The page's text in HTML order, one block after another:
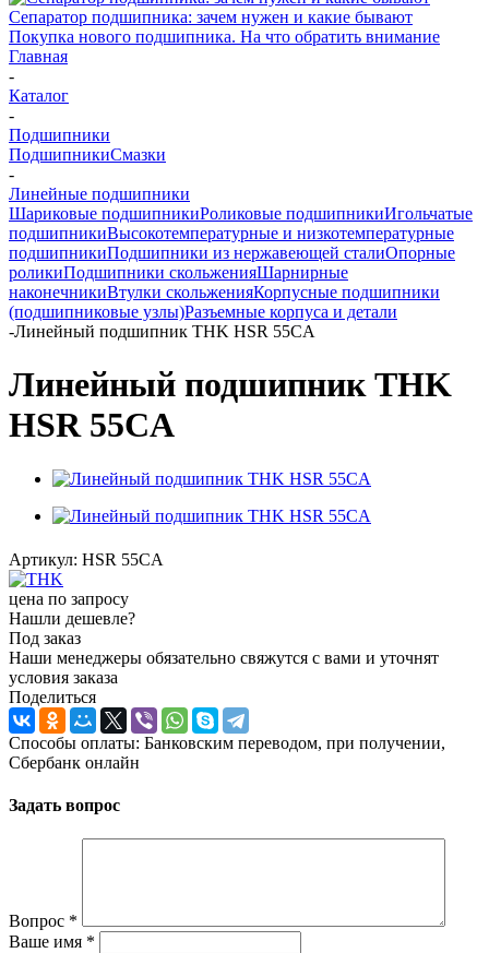
Сепаратор подшипника: зачем нужен и какие бывают
Покупка нового подшипника. На что обратить внимание
Главная
-
Каталог
-
Подшипники
ПодшипникиСмазки
-
Линейные подшипники
Шариковые подшипникиРоликовые подшипникиИгольчатые
подшипникиВысокотемпературные и низкотемпературные
подшипникиПодшипники из нержавеющей сталиОпорные
роликиПодшипники скольженияШарнирные
наконечникиВтулки скольженияКорпусные подшипники
(подшипниковые узлы)Разъемные корпуса и детали
-Линейный подшипник THK HSR 55CA
Линейный подшипник THK
HSR 55CA
Артикул: HSR 55CA
цена по запросу
Нашли дешевле?
Под заказ
Наши менеджеры обязательно свяжутся с вами и уточнят
условия заказа
Поделиться
Способы оплаты: Банковским переводом, при получении,
Сбербанк онлайн
Задать вопрос
Вопрос *
Ваше имя *